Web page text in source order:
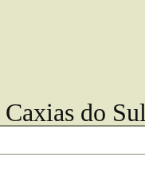
do Sul